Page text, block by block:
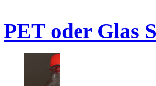
PET oder Glas